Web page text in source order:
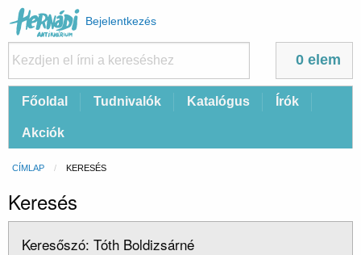
Felhasználói
fiók
menüje
Bejelentkezés
0 elem
FőFőoldal Tudnivalók Katalógus Írók
Akciók
Morzsa
CÍMLAP CURRENT:
KERESÉS
Keresés
Keresőszó: Tóth Boldizsárné